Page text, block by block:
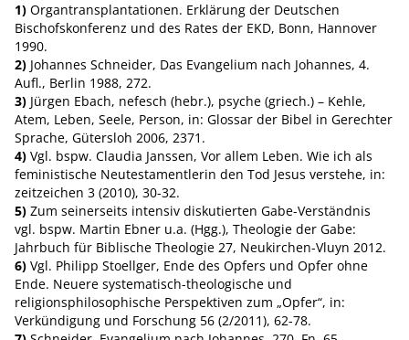
1) Organtransplantationen. Erklärung der Deutschen
Bischofskonferenz und des Rates der EKD, Bonn, Hannover
1990.
2) Johannes Schneider, Das Evangelium nach Johannes, 4.
Aufl., Berlin 1988, 272.
3) Jürgen Ebach, nefesch (hebr.), psyche (griech.) – Kehle,
Atem, Leben, Seele, Person, in: Glossar der Bibel in Gerechter
Sprache, Gütersloh 2006, 2371.
4) Vgl. bspw. Claudia Janssen, Vor allem Leben. Wie ich als
feministische Neutestamentlerin den Tod Jesus verstehe, in:
zeitzeichen 3 (2010), 30-32.
5) Zum seinerseits intensiv diskutierten Gabe-Verständnis
vgl. bspw. Martin Ebner u.a. (Hgg.), Theologie der Gabe:
Jahrbuch für Biblische Theologie 27, Neukirchen-Vluyn 2012.
6) Vgl. Philipp Stoellger, Ende des Opfers und Opfer ohne
Ende. Neuere systematisch-theologische und
religionsphilosophische Perspektiven zum „Opfer“, in:
Verkündigung und Forschung 56 (2/2011), 62-78.